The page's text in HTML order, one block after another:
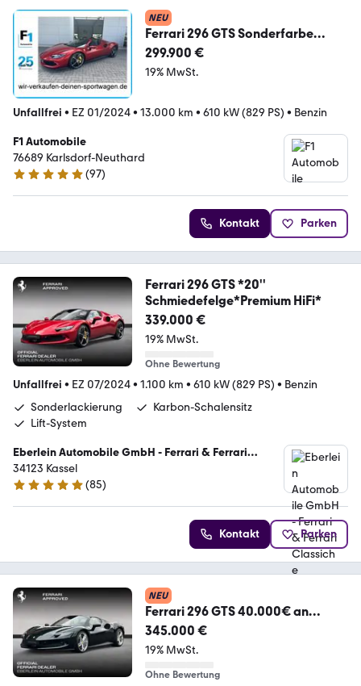
NEU
Ferrari 296 GTS Sonderfarbe
Rosso Magma UPE 385´T 1. Hd
299.900 €
19% MwSt.
Unfallfrei • EZ 01/2024• 13.000 km • 610 kW (829 PS) • Benzin
F1 Automobile
76689 Karlsdorf-Neuthard
5 Sterne
(97)
Kontakt Parken
Ferrari 296 GTS *20''
Schmiedefelge*Premium HiFi*
339.000 €
19% MwSt.
Ohne Bewertung
Unfallfrei • EZ 07/2024• 1.100 km • 610 kW (829 PS) • Benzin
Sonderlackierung
Karbon-Schalensitz
Lift-System
Eberlein Automobile GmbH - Ferrari & Ferrari
Classiche Vertragspartner
34123 Kassel
5 Sterne
(85)
Kontakt Parken
NEU
Ferrari 296 GTS 40.000€ an
Optionals
345.000 €
19% MwSt.
Ohne Bewertung